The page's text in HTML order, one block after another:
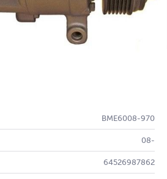
BME6008-970
08-
64526987862